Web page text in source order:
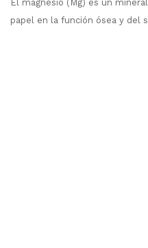
El magnesio (Mg) es un
papel en la función ósea y del